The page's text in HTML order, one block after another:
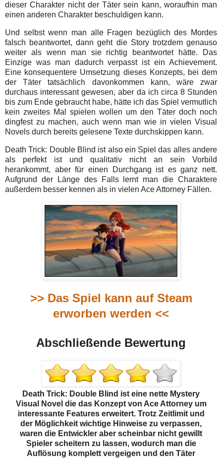
dieser Charakter nicht der Täter sein kann, woraufhin man
einen anderen Charakter beschuldigen kann.
Und selbst wenn man alle Fragen bezüglich des Mordes
falsch beantwortet, dann geht die Story trotzdem genauso
weiter als wenn man sie richtig beantwortet hätte. Das
Einzige was man dadurch verpasst ist ein Achievement.
Eine konsequentere Umsetzung dieses Konzepts, bei dem
der Täter tatsächlich davonkommen kann, wäre zwar
durchaus interessant gewesen, aber da ich circa 8 Stunden
bis zum Ende gebraucht habe, hätte ich das Spiel vermutlich
kein zweites Mal spielen wollen um den Täter doch noch
dingfest zu machen, auch wenn man wie in vielen Visual
Novels durch bereits gelesene Texte durchskippen kann.
Death Trick: Double Blind ist also ein Spiel das alles andere
als perfekt ist und qualitativ nicht an sein Vorbild
herankommt, aber für einen Durchgang ist es ganz nett.
Aufgrund der Länge des Falls lernt man die Charaktere
außerdem besser kennen als in vielen Ace Attorney Fällen.
>> Das Spiel kann auf Steam
erworben werden <<
Abschließende Bewertung
Death Trick: Double Blind ist eine nette Mystery
Visual Novel die das Konzept von Ace Attorney um
interessante Features erweitert. Trotz Zeitlimit und
der Möglichkeit wichtige Hinweise zu verpassen,
waren die Entwickler aber scheinbar nicht gewillt
Spieler scheitern zu lassen, wodurch man die
Auflösung komplett vergeigen und den Täter